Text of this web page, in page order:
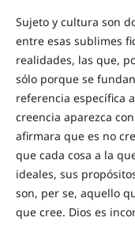
Sujeto y cultura son
entre esas sublimes
realidades, las que,
sólo porque se
referencia específica
creencia aparezca
afirmara que es no
que cada cosa a la
ideales, sus
son, per se, aquello
que cree. Dios es